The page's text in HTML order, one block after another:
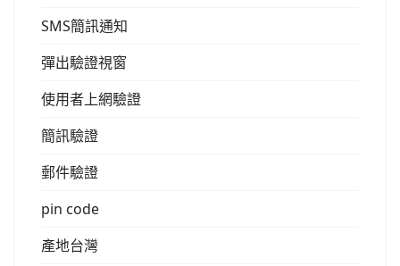
SMS簡訊通知
彈出驗證視窗
使用者上網驗證
簡訊驗證
郵件驗證
pin code
產地台灣